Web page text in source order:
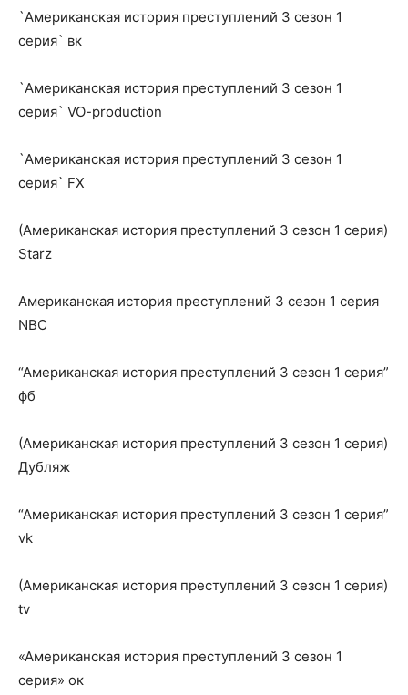
`Американская история преступлений 3 сезон 1
серия` вк
`Американская история преступлений 3 сезон 1
серия` VO-production
`Американская история преступлений 3 сезон 1
серия` FX
(Американская история преступлений 3 сезон 1 серия)
Starz
Американская история преступлений 3 сезон 1 серия
NBC
“Американская история преступлений 3 сезон 1 серия”
фб
(Американская история преступлений 3 сезон 1 серия)
Дубляж
“Американская история преступлений 3 сезон 1 серия”
vk
(Американская история преступлений 3 сезон 1 серия)
tv
«Американская история преступлений 3 сезон 1
серия» ок